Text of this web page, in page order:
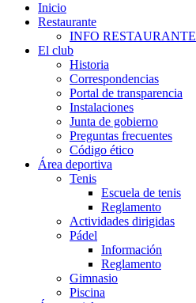
Inicio
Restaurante
INFO RESTAURANTE
El club
Historia
Correspondencias
Portal de transparencia
Instalaciones
Junta de gobierno
Preguntas frecuentes
Código ético
Área deportiva
Tenis
Escuela de tenis
Reglamento
Actividades dirigidas
Pádel
Información
Reglamento
Gimnasio
Piscina